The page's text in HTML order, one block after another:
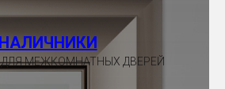
НАЛИЧНИКИ
МЕЖКОМНАТНЫХ ДВЕРЕЙ